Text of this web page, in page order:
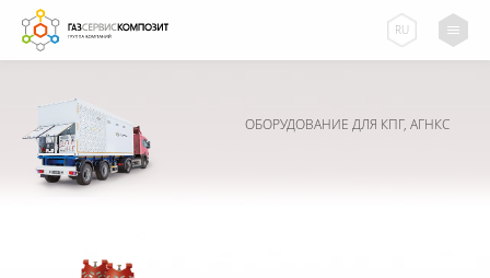
ОБОРУДОВАНИЕ ДЛЯ КПГ, АГНКС
RU